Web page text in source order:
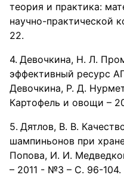
теория и практика:
научно-практической
22.
Девочкина, Н. Л.
эффективный ресурс
Девочкина, Р. Д.
Картофель и овощи –
Дятлов, В. В.
шампиньонов при
Попова, И. И.
– 2011 - №3 – С. 96-104.